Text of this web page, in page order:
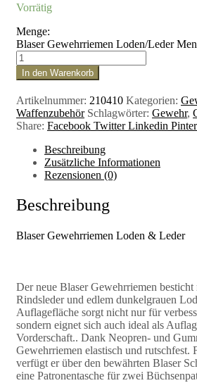
Vorrätig
Menge:
Blaser Gewehrriemen Loden/Leder
In den Warenkorb
Artikelnummer: 210410 Kategorien:
Waffenzubehör Schlagwörter: Gewehr,
Share: Facebook Twitter Linkedin
Beschreibung
Zusätzliche Informationen
Rezensionen (0)
Beschreibung
Blaser Gewehrriemen Loden & Leder
Der neue Blaser Gewehrriemen besticht
Rindsleder und edlem dunkelgrauen
Auflagefläche sorgt nicht nur für
sondern eignet sich auch ideal als
Vorderschaft.. Dank Neopren- und
Gewehrriemen elastisch und rutschfest.
verfügt er über den bewährten Blaser
eine Patronentasche für zwei